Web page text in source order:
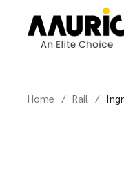
Home Rail